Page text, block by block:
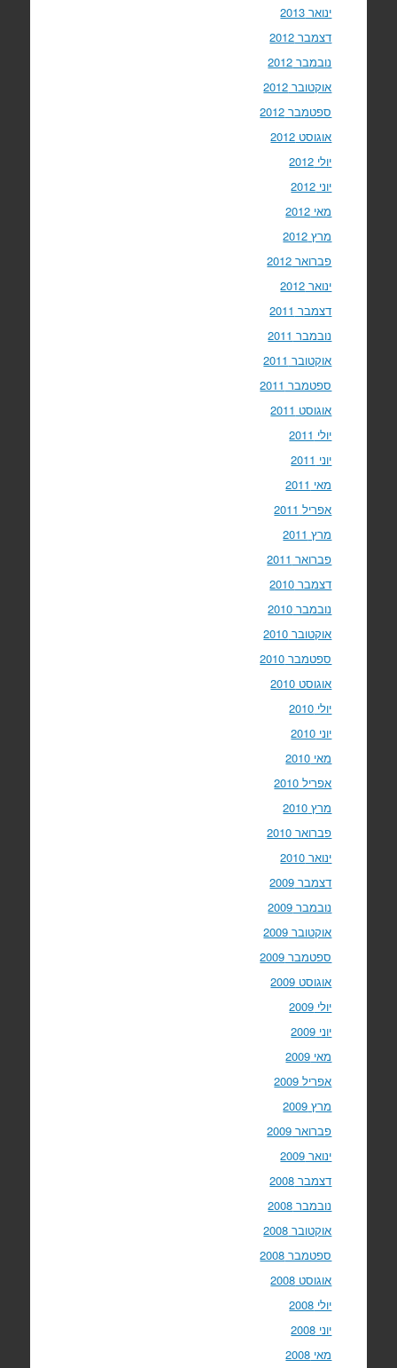
ינואר 2013
דצמבר 2012
נובמבר 2012
אוקטובר 2012
ספטמבר 2012
אוגוסט 2012
יולי 2012
יוני 2012
מאי 2012
מרץ 2012
פברואר 2012
ינואר 2012
דצמבר 2011
נובמבר 2011
אוקטובר 2011
ספטמבר 2011
אוגוסט 2011
יולי 2011
יוני 2011
מאי 2011
אפריל 2011
מרץ 2011
פברואר 2011
דצמבר 2010
נובמבר 2010
אוקטובר 2010
ספטמבר 2010
אוגוסט 2010
יולי 2010
יוני 2010
מאי 2010
אפריל 2010
מרץ 2010
פברואר 2010
ינואר 2010
דצמבר 2009
נובמבר 2009
אוקטובר 2009
ספטמבר 2009
אוגוסט 2009
יולי 2009
יוני 2009
מאי 2009
אפריל 2009
מרץ 2009
פברואר 2009
ינואר 2009
דצמבר 2008
נובמבר 2008
אוקטובר 2008
ספטמבר 2008
אוגוסט 2008
יולי 2008
יוני 2008
מאי 2008